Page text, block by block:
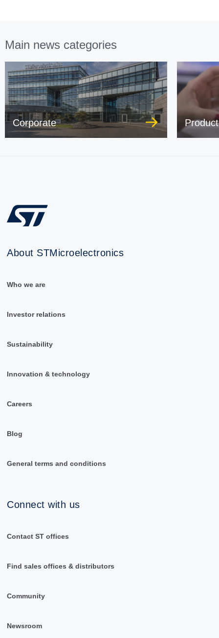
Main news categories
Corporate
About STMicroelectronics
Who we are
Investor relations
Sustainability
Innovation & technology
Careers
Blog
General terms and conditions
Connect with us
Contact ST offices
Find sales offices & distributors
Community
Newsroom